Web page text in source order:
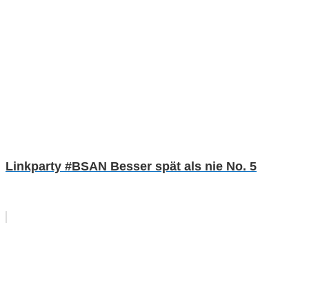
Linkparty #BSAN Besser spät als nie No. 5